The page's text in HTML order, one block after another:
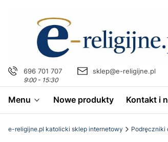
696 701 707
9:00 - 15:30
sklep@e-religijne.pl
Menu Nowe produkty Kontakt i
e-religijne.pl katolicki sklep internetowy Podręczniki